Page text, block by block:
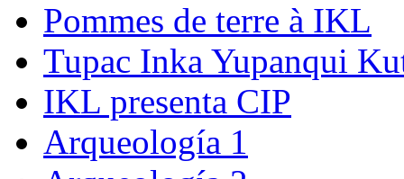
Pommes de terre à IKL
Tupac Inka Yupanqui
IKL presenta CIP
Arqueología 1